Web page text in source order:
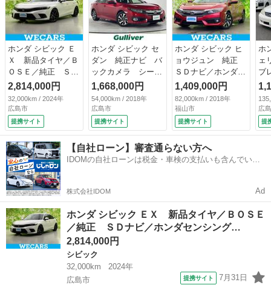
ホンダ シビック Ｅ
Ｘ 新品タイヤ／Ｂ
ＯＳＥ／純正 ＳＤ
ナビ／ホンダセンシ
ング／シートヒータ
ー 前席／車線逸脱
防止支援システム／
シート ハーフレザ
ー／ヘッドランプ
ＬＥＤ／Ｂｌｕｅｔ
ｏｏｔｈ接続／ＥＴ
Ｃ２．０ （検9.2）
2,814,000円
32,000km / 2024年
広島市
提携サイト
ホンダ シビック セ
ダン 純正ナビ バ
ックカメラ シート
ヒーター ホンダセ
ンシング レーダー
クルーズ レーンキ
ープアシスト ＬＥ
Ｄヘッドランプ オ
ートハイビーム リ
ヤパーキングセンサ
ー パドルシフト
Ｃ （検9.4）
1,668,000円
54,000km / 2018年
広島市
提携サイト
ホンダ シビック ヒ
ョウジュン 純正
ＳＤナビ／ホンダセ
ンシング／シートヒ
ーター／車線逸脱防
止支援システム／ド
ライブレコーダー
純正／ヘッドラン
プ ＬＥＤ／Ｂｌｕ
ｅｔｏｏｔｈ接続／
ＥＴＣ／ＥＢＤ付Ａ
1,409,000円
82,000km / 2018年
福山市
提携サイト
ホ
ェ
ブ
Ｃ
ル
エ
納
ュ
ィ
ン
広
提
【自社ローン】審査通らない方へ
IDOMの自社ローンは税金・車検の支払いも含んでいる
株式会社IDOM Ad
ホンダ シビック ＥＸ 新品タイヤ／ＢＯＳＥ
／純正 ＳＤナビ／ホンダセンシング…
2,814,000円
シビック
32,000km
2024年
広島市
提携サイト 7月31日